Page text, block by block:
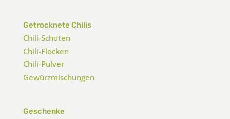
Getrocknete Chilis
Chili-Schoten
Chili-Flocken
Chili-Pulver
Gewürzmischungen
Geschenke